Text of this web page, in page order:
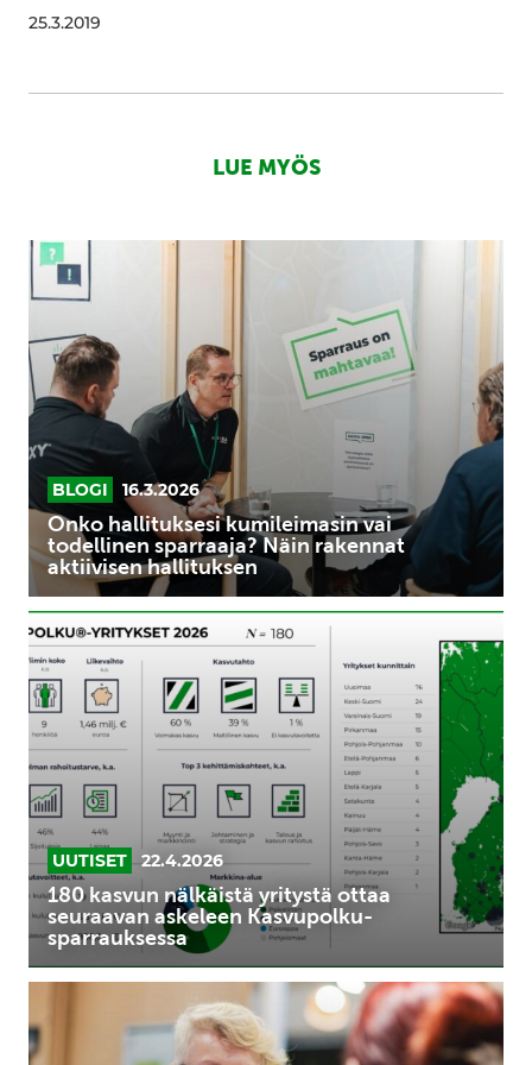
25.3.2019
LUE MYÖS
Onko
hallituksesi
vai
todellinen
sparraaja?
Näin
rakennat
aktiivisen
hallituksen
BLOGI 16.3.2026
Onko hallituksesi kumileimasin vai
todellinen sparraaja? Näin rakennat
aktiivisen hallituksen
180
kasvun
nälkäistä
yritystä
ottaa
seuraavan
askeleen
Kasvupolku-
sparrauksessa
UUTISET 22.4.2026
180 kasvun nälkäistä yritystä ottaa
seuraavan askeleen Kasvupolku-
sparrauksessa
Stiina
Boström